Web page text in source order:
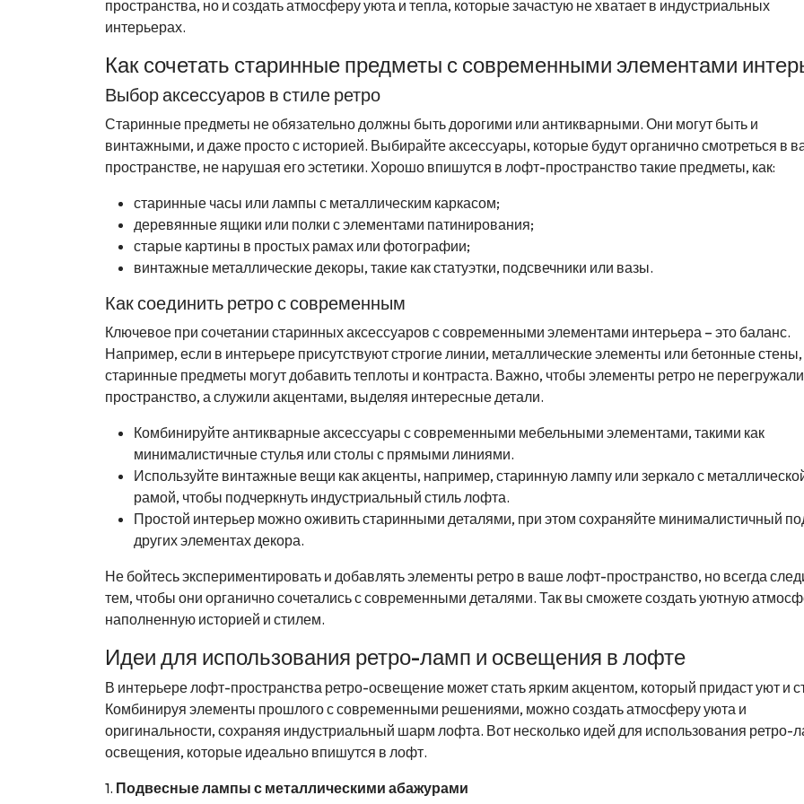
пространства, но и создать атмосферу уюта и тепла, которые зачастую не хватает в индустриальных
интерьерах.
Как сочетать старинные предметы с современными элементами
Выбор аксессуаров в стиле ретро
Старинные предметы не обязательно должны быть дорогими или антикварными. Они могут быть и
винтажными, и даже просто с историей. Выбирайте аксессуары, которые будут органично смотреться в
пространстве, не нарушая его эстетики. Хорошо впишутся в лофт-пространство такие предметы, как:
старинные часы или лампы с металлическим каркасом;
деревянные ящики или полки с элементами патинирования;
старые картины в простых рамах или фотографии;
винтажные металлические декоры, такие как статуэтки, подсвечники или вазы.
Как соединить ретро с современным
Ключевое при сочетании старинных аксессуаров с современными элементами интерьера – это баланс.
Например, если в интерьере присутствуют строгие линии, металлические элементы или бетонные стены,
старинные предметы могут добавить теплоты и контраста. Важно, чтобы элементы ретро не перегружали
пространство, а служили акцентами, выделяя интересные детали.
Комбинируйте антикварные аксессуары с современными мебельными элементами, такими как
минималистичные стулья или столы с прямыми линиями.
Используйте винтажные вещи как акценты, например, старинную лампу или зеркало с
рамой, чтобы подчеркнуть индустриальный стиль лофта.
Простой интерьер можно оживить старинными деталями, при этом сохраняйте минималистичный
других элементах декора.
Не бойтесь экспериментировать и добавлять элементы ретро в ваше лофт-пространство, но всегда
тем, чтобы они органично сочетались с современными деталями. Так вы сможете создать уютную
наполненную историей и стилем.
Идеи для использования ретро-ламп и освещения в лофте
В интерьере лофт-пространства ретро-освещение может стать ярким акцентом, который придаст уют и
Комбинируя элементы прошлого с современными решениями, можно создать атмосферу уюта и
оригинальности, сохраняя индустриальный шарм лофта. Вот несколько идей для использования ретро-
освещения, которые идеально впишутся в лофт.
1. Подвесные лампы с металлическими абажурами